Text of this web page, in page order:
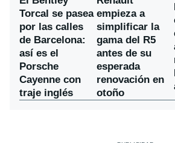
Torcal se pasea
por las calles
de Barcelona:
así es el
Porsche
Cayenne con
traje inglés
empieza a
simplificar la
gama del R5
antes de su
esperada
renovación en
otoño